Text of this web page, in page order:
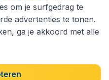
om je surfgedrag te
advertenties te tonen.
ga je akkoord met alle